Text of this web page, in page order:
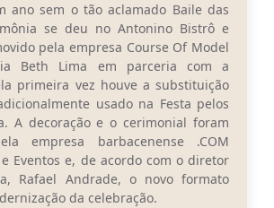
ano sem o tão aclamado Baile das
se deu no Antonino Bistrô e
pela empresa Course Of Model
Beth Lima em parceria com a
primeira vez houve a substituição
usado na Festa pelos
A decoração e o cerimonial foram
empresa barbacenense .COM
e Eventos e, de acordo com o diretor
Rafael Andrade, o novo formato
da celebração.